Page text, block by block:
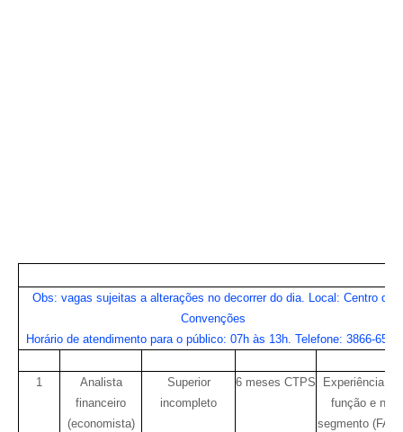
Obs: vagas sujeitas a alterações no decorrer do dia. Local: Centro de
Convenções
Horário de atendimento para o público: 07h às 13h. Telefone: 3866-6540
1
Analista
financeiro
(economista)
Superior
incompleto
6 meses CTPS
Experiência na
função e no
segmento